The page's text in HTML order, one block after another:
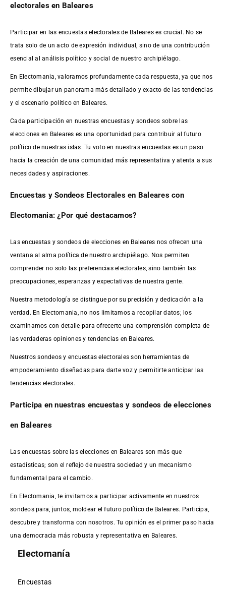
electorales en Baleares
Participar en las encuestas electorales de Baleares es crucial. No se
trata solo de un acto de expresión individual, sino de una contribución
esencial al análisis político y social de nuestro archipiélago.
En Electomania, valoramos profundamente cada respuesta, ya que nos
permite dibujar un panorama más detallado y exacto de las tendencias
y el escenario político en Baleares.
Cada participación en nuestras encuestas y sondeos sobre las
elecciones en Baleares es una oportunidad para contribuir al futuro
político de nuestras islas. Tu voto en nuestras encuestas es un paso
hacia la creación de una comunidad más representativa y atenta a sus
necesidades y aspiraciones.
Encuestas y Sondeos Electorales en Baleares con
Electomania: ¿Por qué destacamos?
Las encuestas y sondeos de elecciones en Baleares nos ofrecen una
ventana al alma política de nuestro archipiélago. Nos permiten
comprender no solo las preferencias electorales, sino también las
preocupaciones, esperanzas y expectativas de nuestra gente.
Nuestra metodología se distingue por su precisión y dedicación a la
verdad. En Electomania, no nos limitamos a recopilar datos; los
examinamos con detalle para ofrecerte una comprensión completa de
las verdaderas opiniones y tendencias en Baleares.
Nuestros sondeos y encuestas electorales son herramientas de
empoderamiento diseñadas para darte voz y permitirte anticipar las
tendencias electorales.
Participa en nuestras encuestas y sondeos de elecciones
en Baleares
Las encuestas sobre las elecciones en Baleares son más que
estadísticas; son el reflejo de nuestra sociedad y un mecanismo
fundamental para el cambio.
En Electomania, te invitamos a participar activamente en nuestros
sondeos para, juntos, moldear el futuro político de Baleares. Participa,
descubre y transforma con nosotros. Tu opinión es el primer paso hacia
una democracia más robusta y representativa en Baleares.
Electomanía
Encuestas